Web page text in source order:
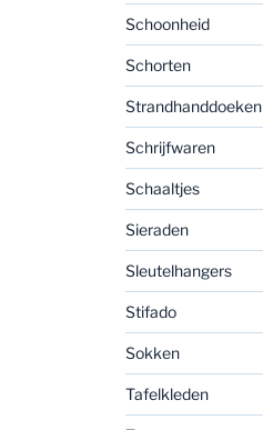
Schoonheid
Schorten
Strandhanddoeken
Schrijfwaren
Schaaltjes
Sieraden
Sleutelhangers
Stifado
Sokken
Tafelkleden